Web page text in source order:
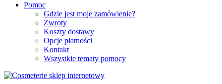
Pomoc
Gdzie jest moje zamówienie?
Zwroty
Koszty dostawy
Opcje płatności
Kontakt
Wszystkie tematy pomocy